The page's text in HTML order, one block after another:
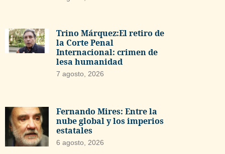
Trino Márquez:El retiro de
la Corte Penal
Internacional: crimen de
lesa humanidad
7 agosto, 2026
Fernando Mires: Entre la
nube global y los imperios
estatales
6 agosto, 2026